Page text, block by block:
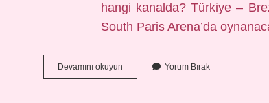
hangi kanalda? Türkiye –
South Paris Arena’da
Devamını okuyun
Milli
Yorum Bırak